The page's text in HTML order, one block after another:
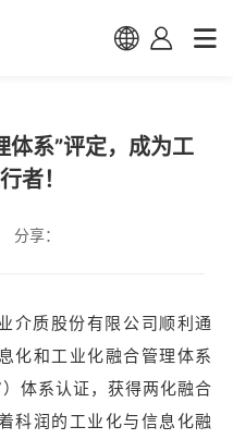
体系”评定，成为工
者！
分享：
介质股份有限公司顺利通
化和工业化融合管理体系
体系认证，获得两化融合
科润的工业化与信息化融